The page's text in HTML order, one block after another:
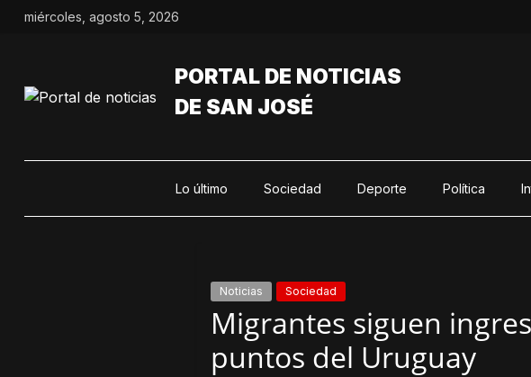
Saltarmiércoles, agosto 5, 2026
PORTAL DE NOTICIAS
DE SAN JOSÉ
Lo último Sociedad Deporte Política
Noticias Sociedad
Migrantes siguen
puntos del Uruguay